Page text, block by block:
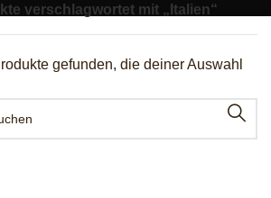
verschlagwortet mit „Italien“
gefunden, die deiner Auswahl